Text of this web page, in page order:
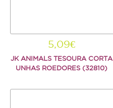
5,09€
JK ANIMALS TESOURA CORTA
UNHAS ROEDORES (32810)